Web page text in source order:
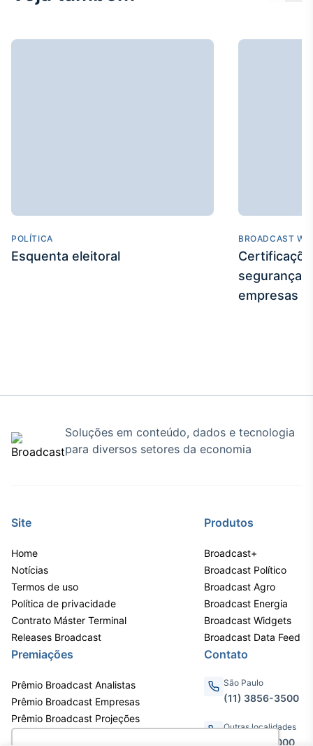
POLÍTICA
Esquenta eleitoral
BROADCAST
segurança
empresas
Soluções em conteúdo, dados e tecnologia
para diversos setores da economia
Site
Home
Notícias
Termos de uso
Política de privacidade
Contrato Máster Terminal
Releases Broadcast
Produtos
Broadcast+
Broadcast Político
Broadcast Agro
Broadcast Energia
Broadcast Widgets
Broadcast Data Feed
Premiações
Prêmio Broadcast Analistas
Prêmio Broadcast Empresas
Prêmio Broadcast Projeções
Contato
São Paulo
(11) 3856-3500
Outras localidades
0800.011.3000